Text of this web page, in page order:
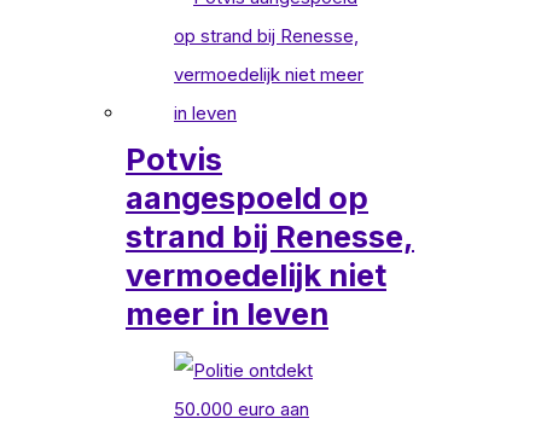
Potvis
aangespoeld op
strand bij Renesse,
vermoedelijk niet
meer in leven